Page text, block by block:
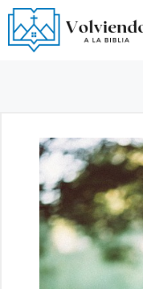
Saltar
al
contenido